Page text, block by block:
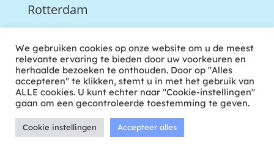
Rotterdam
 We zijn ook actief op LinkedIn
ontwikkeld door tweekoppig
We gebruiken cookies op onze website om u de meest
relevante ervaring te bieden door uw voorkeuren en
herhaalde bezoeken te onthouden. Door op "Alles
accepteren" te klikken, stemt u in met het gebruik van
ALLE cookies. U kunt echter naar "Cookie-instellingen"
gaan om een gecontroleerde toestemming te geven.
Cookie instellingen Accepteer alles